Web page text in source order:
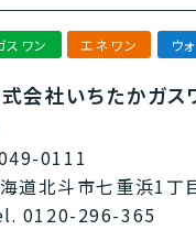
スワン エネワン ウ
会社いちたかガス
0111
道北斗市七重浜1丁
0120-296-365